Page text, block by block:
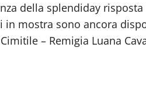
della splendiday
in mostra sono ancora
– Remigia Luana